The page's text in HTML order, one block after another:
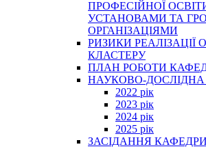
ПРОФЕСІЙНОЇ
УСТАНОВАМИ ТА
ОРГАНІЗАЦІЯМИ
РИЗИКИ РЕАЛІЗАЦІЇ
КЛАСТЕРУ
ПЛАН РОБОТИ
НАУКОВО-ДОСЛІДНА
2022 рік
2023 рік
2024 рік
2025 рік
ЗАСІДАННЯ КАФЕДРИ